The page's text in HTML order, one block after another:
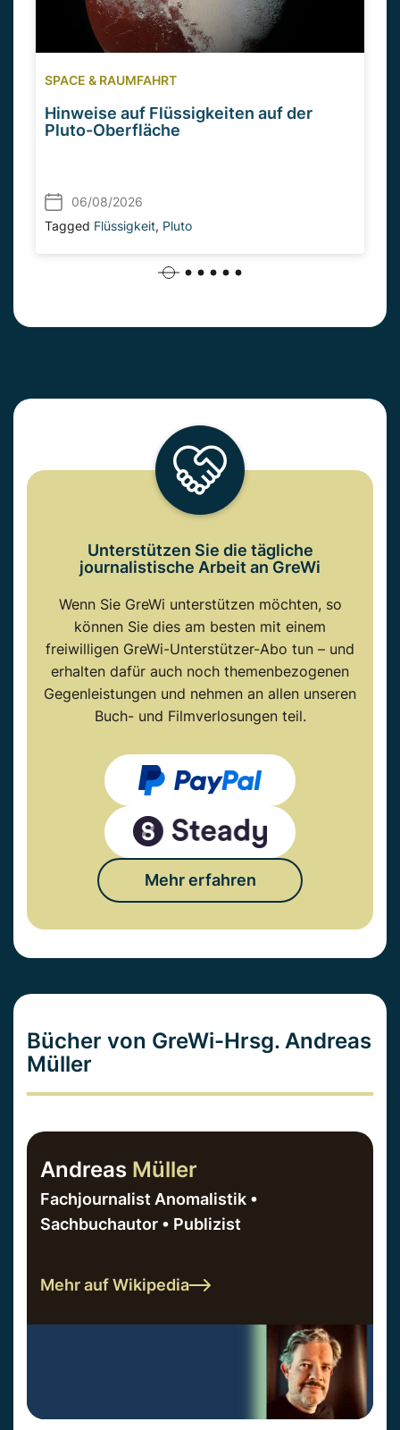
SPACE & RAUMFAHRT
Hinweise auf Flüssigkeiten auf der
Pluto-Oberfläche
06/08/2026
Tagged Flüssigkeit, Pluto
Unterstützen Sie die tägliche
journalistische Arbeit an GreWi
Wenn Sie GreWi unterstützen möchten, so
können Sie dies am besten mit einem
freiwilligen GreWi-Unterstützer-Abo tun – und
erhalten dafür auch noch themenbezogenen
Gegenleistungen und nehmen an allen unseren
Buch- und Filmverlosungen teil.
Mehr erfahren
Bücher von GreWi-Hrsg. Andreas
Müller
Andreas Müller
Fachjournalist Anomalistik •
Sachbuchautor • Publizist
Mehr auf Wikipedia